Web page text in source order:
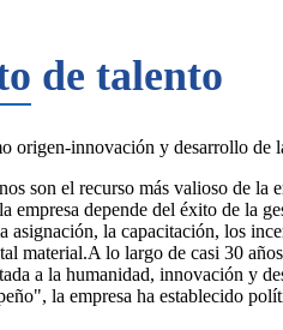
de talento
origen-innovación y desarrollo de
son el recurso más valioso de la
empresa depende del éxito de la
asignación, la capacitación, los
material.A lo largo de casi 30
a la humanidad, innovación y
la empresa ha establecido